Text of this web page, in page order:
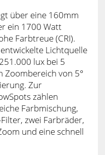
über eine 160mm
ein 1700 Watt
Farbtreue (CRI).
Lichtquelle
lux bei 5
Zoombereich von 5°
Zur
zählen
Farbmischung,
zwei Farbräder,
und eine schnell